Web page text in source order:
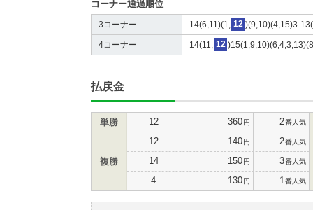
コーナー通過順位
3コーナー 14(6,11)(1, 12 )(9,10)(4,15)3-
4コーナー 14(11, 12
払戻金
単勝 12 360円 2番人気
複勝
12 140円 2番人気
14 150円 3番人気
4 130円 1 番人気